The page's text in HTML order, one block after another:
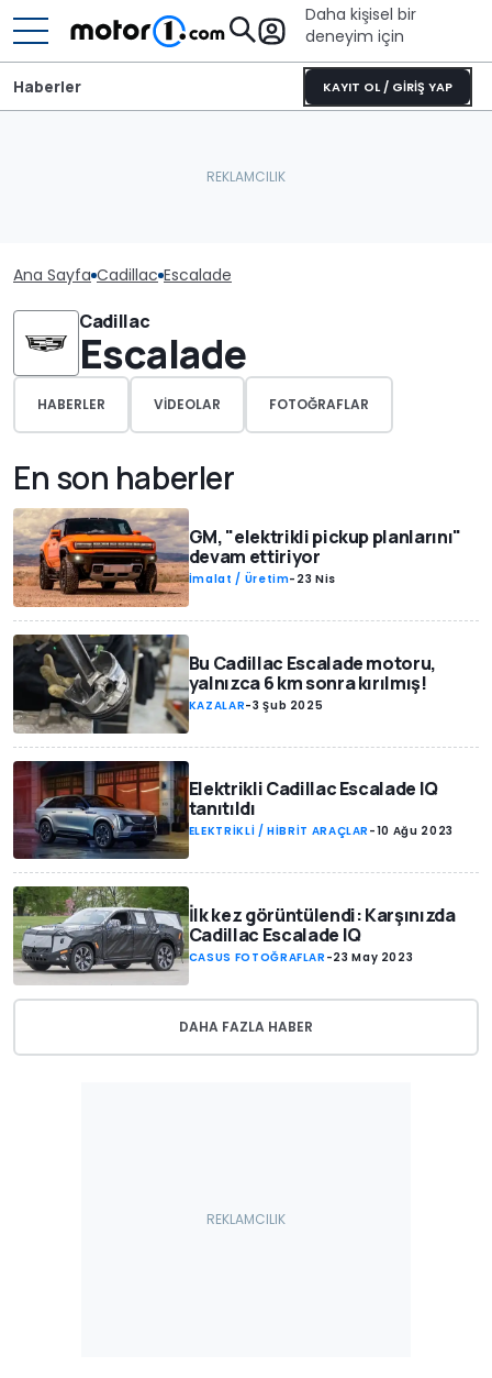
Daha kişisel bir
deneyim için
KAYIT OL / GİRİŞ YAP
Haberler
Ana Sayfa Cadillac Escalade
Cadillac
Escalade
HABERLER VIDEOLAR FOTOĞRAFLAR
En son haberler
GM, "elektrikli pickup planlarını"
devam ettiriyor
İmalat / Üretim- 23 Nis
Bu Cadillac Escalade motoru,
yalnızca 6 km sonra kırılmış!
KAZALAR-3 Şub 2025
Elektrikli Cadillac Escalade IQ
tanıtıldı
ELEKTRİKLİ / HİBRİT ARAÇLAR -10 Ağu 2023
İlk kez görüntülendi: Karşınızda
Cadillac Escalade IQ
CASUS FOTOĞRAFLAR -23 May 2023
DAHA FAZLA HABER